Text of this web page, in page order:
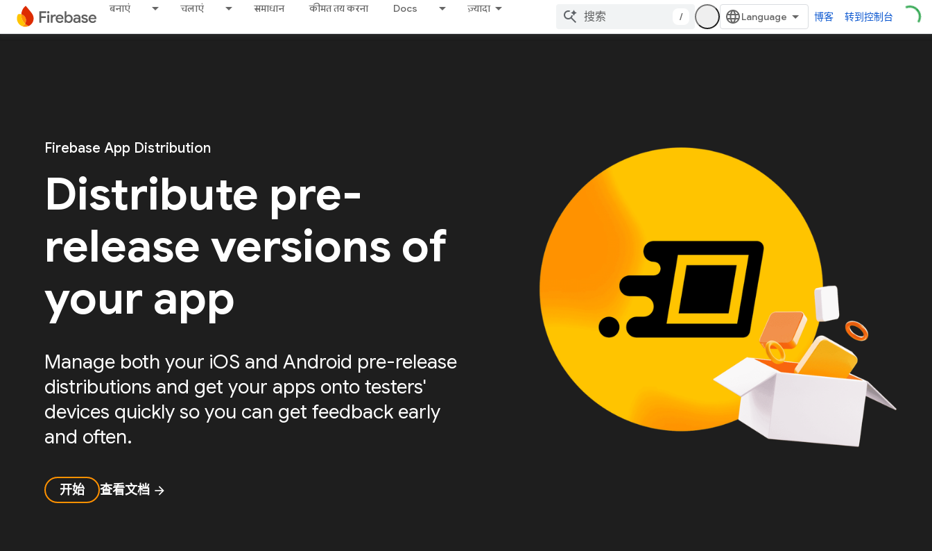
बनाएं चलाएं समाधान कीमत तय करना Docs ज़्यादा
/ 博客 转到控制台
Firebase App Distribution
Distribute pre-
release versions of
your app
Manage both your iOS and Android pre-release
distributions and get your apps onto testers'
devices quickly so you can get feedback early
and often.
开始 查看文档 arrow_forward